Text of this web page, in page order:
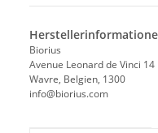
Biorius
Avenue Leonard de Vinci 14
Wavre, Belgien, 1300
info@biorius.com